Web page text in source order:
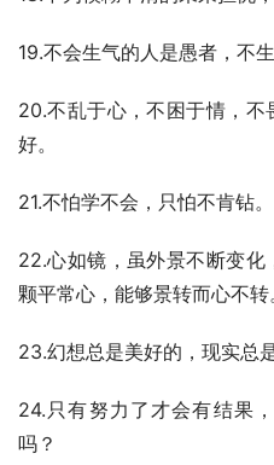
19.不会生气的人是愚者，不
20.不乱于心，不困于情，
好。
21.不怕学不会，只怕不肯钻。
22.心如镜，虽外景不断变
颗平常心，能够景转而心不转
23.幻想总是美好的，现实总
24.只有努力了才会有结果
吗？